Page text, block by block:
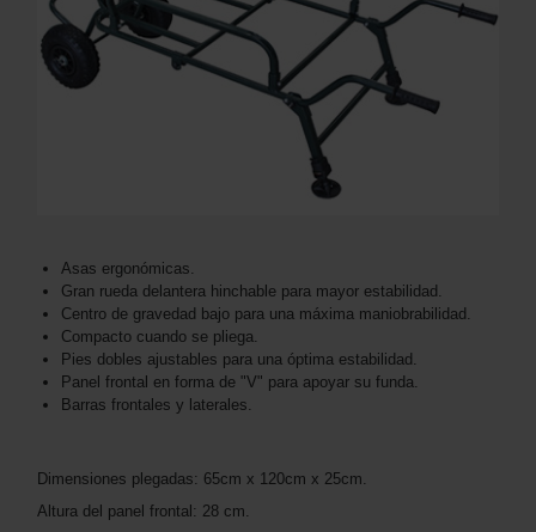
Asas ergonómicas.
Gran rueda delantera hinchable para mayor estabilidad.
Centro de gravedad bajo para una máxima maniobrabilidad.
Compacto cuando se pliega.
Pies dobles ajustables para una óptima estabilidad.
Panel frontal en forma de "V" para apoyar su funda.
Barras frontales y laterales.
Dimensiones plegadas: 65cm x 120cm x 25cm.
Altura del panel frontal: 28 cm.